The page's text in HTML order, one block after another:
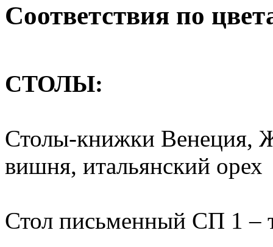
Соответствия по
СТОЛЫ:
Столы-книжки Венеция,
вишня, итальянский орех
Стол письменный СП 1 –